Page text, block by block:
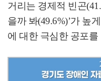
거리는 경제적 빈곤
을까 봐(49.6%)’가 높
에 대한 극심한 공포